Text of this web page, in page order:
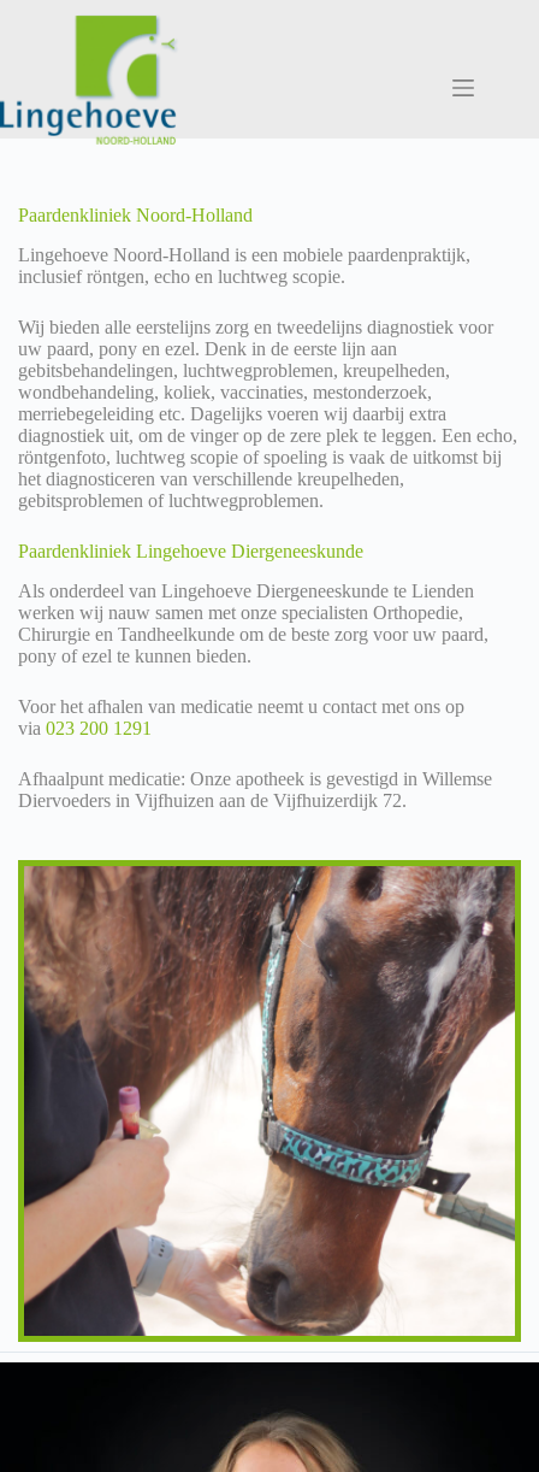
Paardenkliniek Noord-Holland
Lingehoeve Noord-Holland is een mobiele paardenpraktijk,
inclusief röntgen, echo en luchtweg scopie.
Wij bieden alle eerstelijns zorg en tweedelijns diagnostiek voor
uw paard, pony en ezel. Denk in de eerste lijn aan
gebitsbehandelingen, luchtwegproblemen, kreupelheden,
wondbehandeling, koliek, vaccinaties, mestonderzoek,
merriebegeleiding etc. Dagelijks voeren wij daarbij extra
diagnostiek uit, om de vinger op de zere plek te leggen. Een echo,
röntgenfoto, luchtweg scopie of spoeling is vaak de uitkomst bij
het diagnosticeren van verschillende kreupelheden,
gebitsproblemen of luchtwegproblemen.
Paardenkliniek Lingehoeve Diergeneeskunde
Als onderdeel van Lingehoeve Diergeneeskunde te Lienden
werken wij nauw samen met onze specialisten Orthopedie,
Chirurgie en Tandheelkunde om de beste zorg voor uw paard,
pony of ezel te kunnen bieden.
Voor het afhalen van medicatie neemt u contact met ons op
via 023 200 1291
Afhaalpunt medicatie: Onze apotheek is gevestigd in Willemse
Diervoeders in Vijfhuizen aan de Vijfhuizerdijk 72.